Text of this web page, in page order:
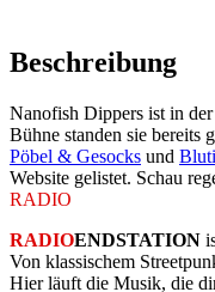
Beschreibung
Nanofish Dippers ist in
Bühne standen sie bereits
Pöbel & Gesocks und
Website gelistet. Schau
RADIO
RADIOENDSTATION
Von klassischem
Hier läuft die Musik, die